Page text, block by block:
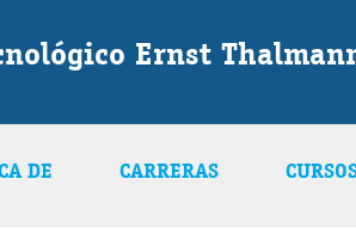
Ernst
DE CARRERAS